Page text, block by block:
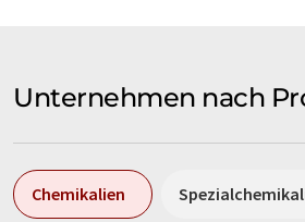
Unternehmen nach
Chemikalien